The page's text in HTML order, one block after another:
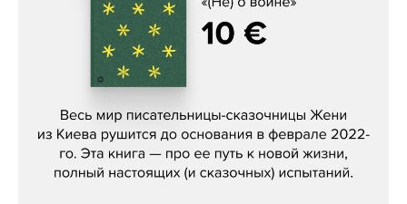
Женя Бережная, «(Не) о войне»